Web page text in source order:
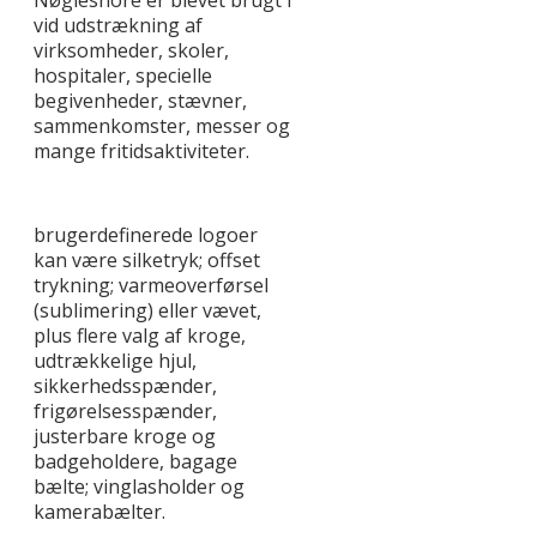
vid udstrækning af
virksomheder, skoler,
hospitaler, specielle
begivenheder, stævner,
sammenkomster, messer og
mange fritidsaktiviteter.
brugerdefinerede logoer
kan være silketryk; offset
trykning; varmeoverførsel
(sublimering) eller vævet,
plus flere valg af kroge,
udtrækkelige hjul,
sikkerhedsspænder,
frigørelsesspænder,
justerbare kroge og
badgeholdere, bagage
bælte; vinglasholder og
kamerabælter.